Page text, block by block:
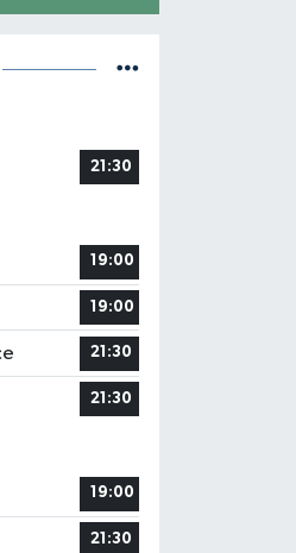
21:30
19:00
19:00
21:30
21:30
19:00
21:30